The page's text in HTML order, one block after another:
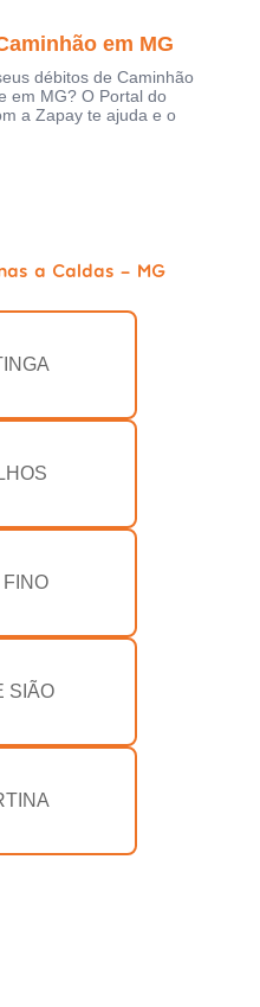
em MG
débitos de Caminhão
em MG? O Portal do
a Zapay te ajuda e o
a Caldas - MG
SIÃO